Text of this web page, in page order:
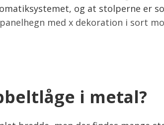
og at stolperne er
panelhegn med x dekoration i sort
i metal?